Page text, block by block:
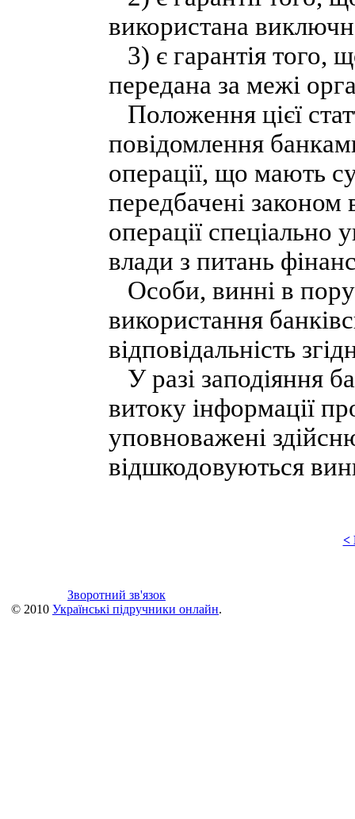
використана
3) є гарантія того,
передана за межі
Положення цієї
повідомлення
операції, що мають
передбачені законом
операції
влади з питань
Особи, винні в
використання
відповідальність
У разі заподіяння
витоку інформації
уповноважені
відшкодовуються
<
Зворотний зв'язок
© 2010 Українські підручники онлайн.